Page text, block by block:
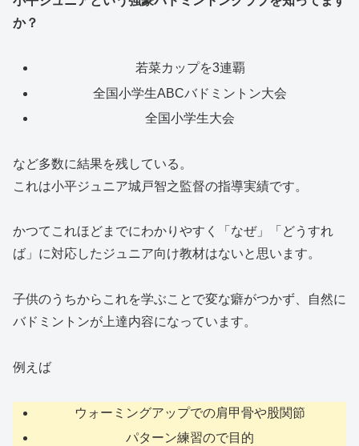
か？
若菜カップを3連覇
全国小学生ABCバドミントン大会
全国小学生大会
など多数に結果を残している。
これは小平ジュニア城戸智之監督の指導実績です。
かつてこれほどまでにわかりやすく「なぜ」「どうすれ
ば」に対応したジュニア向け教材はないと思います。
子供のうちからこれを学ぶことで変な癖がつかず、自然に
バドミントンが上達内容になっています。
例えば
ウォーミングアップでの肩甲骨や股関節
パターン練習ので目的